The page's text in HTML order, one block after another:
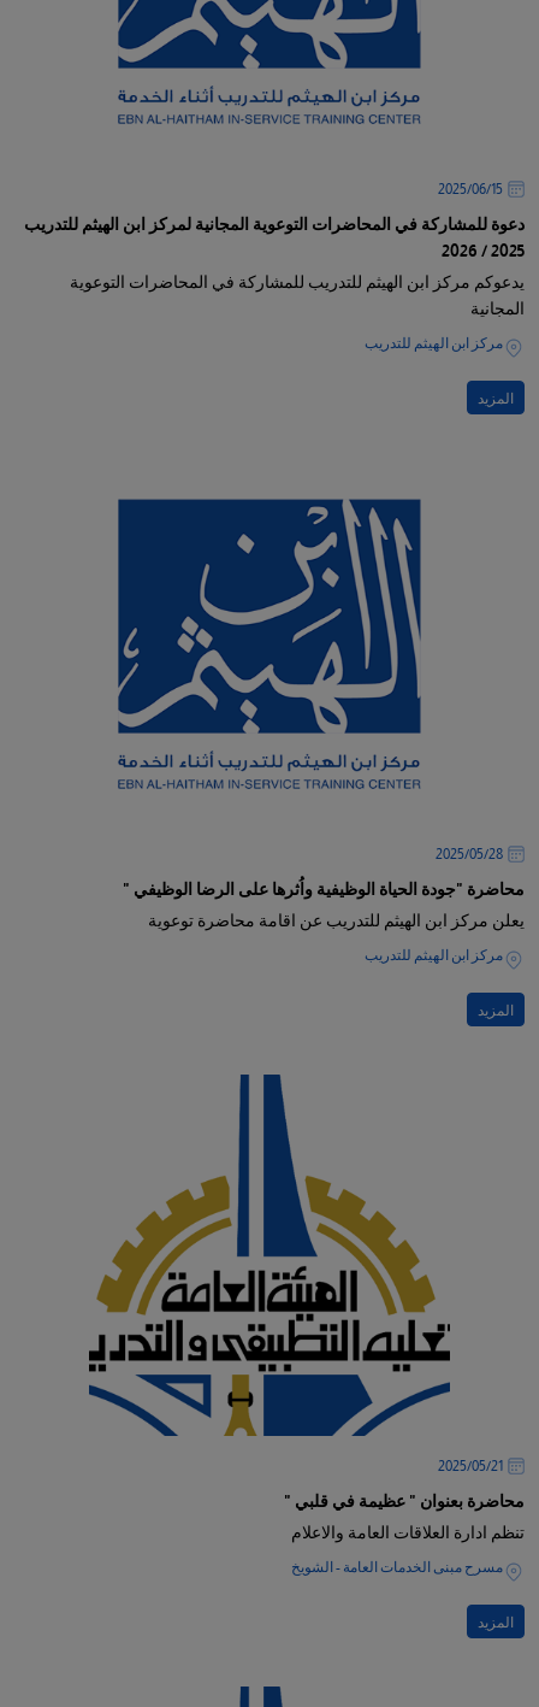
15‏/06‏/2025
دعوة للمشاركة في المحاضرات التوعوية المجانية لمركز ابن الهيثم للتدريب
2025 / 2026
يدعوكم مركز ابن الهيثم للتدريب للمشاركة في المحاضرات التوعوية
المجانية
مركز ابن الهيثم للتدريب
المزيد
28‏/05‏/2025
محاضرة "جودة الحياة الوظيفية واُثرها على الرضا الوظيفي "
يعلن مركز ابن الهيثم للتدريب عن اقامة محاضرة توعوية
مركز ابن الهيثم للتدريب
المزيد
21‏/05‏/2025
محاضرة بعنوان " عظيمة في قلبي "
تنظم ادارة العلاقات العامة والاعلام
مسرح مبنى الخدمات العامة - الشويخ
المزيد